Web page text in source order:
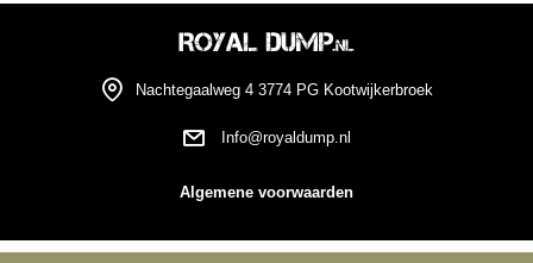
Nachtegaalweg 4 3774 PG Kootwijkerbroek
Info@royaldump.nl
Algemene voorwaarden